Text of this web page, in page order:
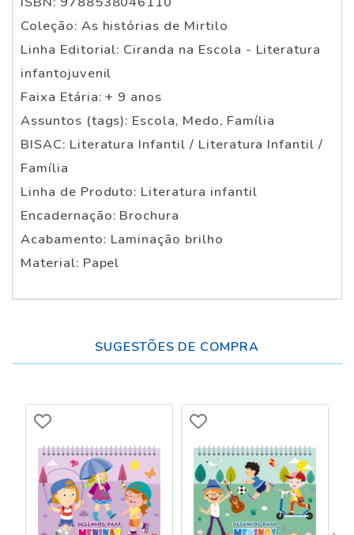
Coleção: As histórias de Mirtilo
Linha Editorial: Ciranda na Escola - Literatura
infantojuvenil
Faixa Etária: + 9 anos
Assuntos (tags): Escola, Medo, Família
BISAC: Literatura Infantil / Literatura Infantil /
Família
Linha de Produto: Literatura infantil
Encadernação: Brochura
Acabamento: Laminação brilho
Material: Papel
SUGESTÕES DE COMPRA